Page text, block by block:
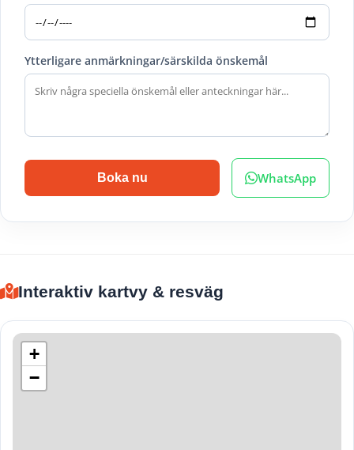
Ytterligare anmärkningar/särskilda önskemål
Boka nu WhatsApp
Interaktiv kartvy & resväg
+
−